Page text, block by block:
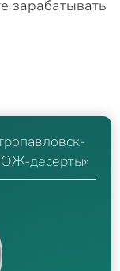
зарабатывать
десерты»